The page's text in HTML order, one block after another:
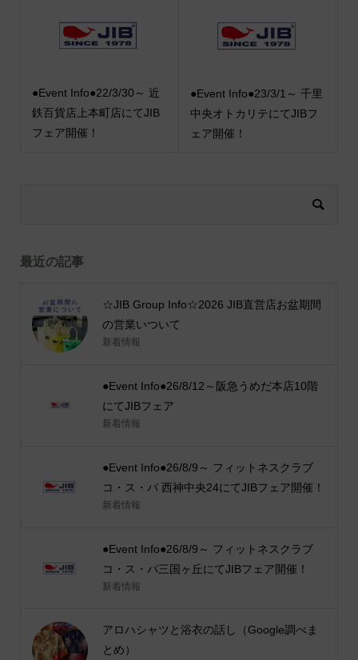
●Event Info●22/3/30～ 近
鉄百貨店上本町店にてJIB
フェア開催！
●Event Info●23/3/1～ 千里
中央オトカリテにてJIBフ
ェア開催！
最近の記事
☆JIB Group Info☆2026 JIB直営店お盆期間
の営業いついて
新着情報
●Event Info●26/8/12～阪急うめだ本店10階
にてJIBフェア
新着情報
●Event Info●26/8/9～ フィットネスクラブ
コ・ス・パ 西神中央24にてJIBフェア開催！
新着情報
●Event Info●26/8/9～ フィットネスクラブ
コ・ス・パ三国ヶ丘にてJIBフェア開催！
新着情報
アロハシャツと浴衣の話し（Google調べま
とめ）